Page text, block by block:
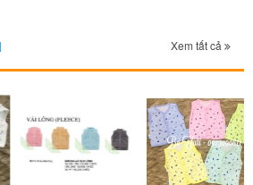
Xem tất cả